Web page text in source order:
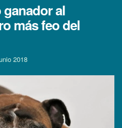
ganador al
más feo del
2018